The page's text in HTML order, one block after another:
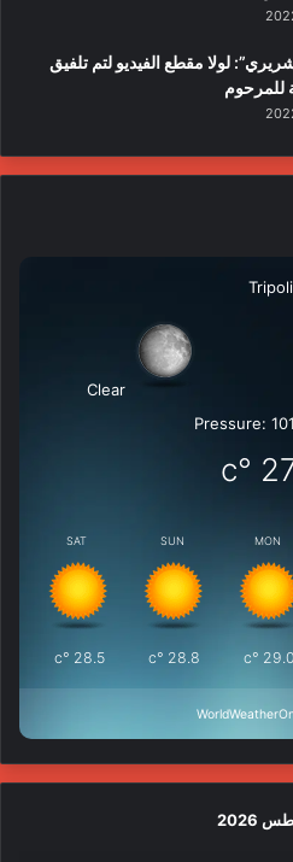
لولا مقطع الفيديو لتم تلفيق
للمرحوم
Tripoli
Clear
Pressure:
°c
SAT
28.5
°c
SUN
28.8
°c
MON
29.0
°c
2026